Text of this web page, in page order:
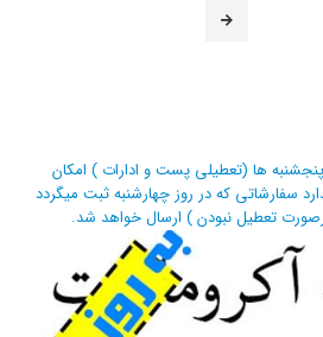
ها (تعطیلی پست و ادارات ) امکان
سفارشاتی که در روز چهارشنبه ثبت میگردد
تعطیل نبودن ) ارسال خواهد شد.